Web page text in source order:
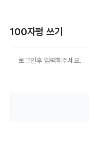
100자평 쓰기